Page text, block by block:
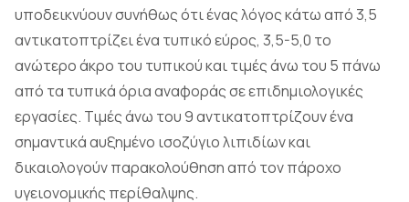
υποδεικνύουν συνήθως ότι ένας λόγος κάτω από 3,5
αντικατοπτρίζει ένα τυπικό εύρος, 3,5-5,0 το
ανώτερο άκρο του τυπικού και τιμές άνω του 5 πάνω
από τα τυπικά όρια αναφοράς σε επιδημιολογικές
εργασίες. Τιμές άνω του 9 αντικατοπτρίζουν ένα
σημαντικά αυξημένο ισοζύγιο λιπιδίων και
δικαιολογούν παρακολούθηση από τον πάροχο
υγειονομικής περίθαλψης.